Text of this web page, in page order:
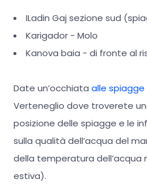
ILadin Gaj sezione sud
Karigador - Molo
Kanova baia - di fronte al
Date un’occhiata alle spiagge
Verteneglio dove troverete
posizione delle spiagge e le
sulla qualità dell’acqua del
della temperatura dell’acqua
estiva).